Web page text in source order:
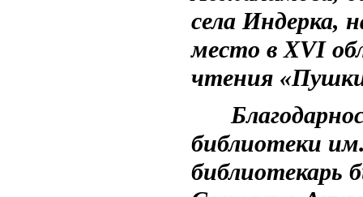
села Индерка,
место в XVI
чтения
библиотеки
библиотекарь